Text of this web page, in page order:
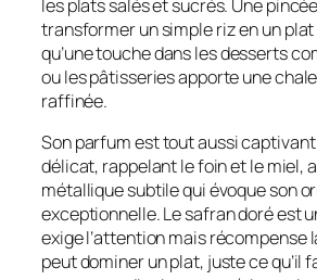
les plats salés et sucrés. Une
transformer un simple riz en un
qu’une touche dans les desserts
ou les pâtisseries apporte une
raffinée.
Son parfum est tout aussi
délicat, rappelant le foin et le miel,
métallique subtile qui évoque son
exceptionnelle. Le safran doré est
exige l’attention mais récompense
peut dominer un plat, juste ce qu’il